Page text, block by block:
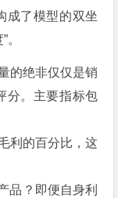
成了模型的双坐
。
的绝非仅仅是销
分。主要指标包
利的百分比，这
品？即便自身利